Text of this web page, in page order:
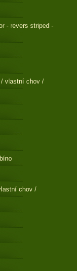
- revers striped -
/ vlastní chov /
chov /